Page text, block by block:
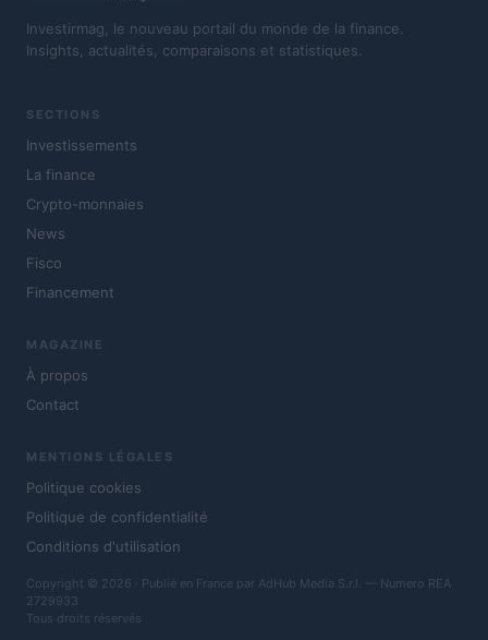
Investirmag, le nouveau portail du monde de la finance.
Insights, actualités, comparaisons et statistiques.
SECTIONS
Investissements
La finance
Crypto-monnaies
News
Fisco
Financement
MAGAZINE
À propos
Contact
MENTIONS LÉGALES
Politique cookies
Politique de confidentialité
Conditions d'utilisation
Copyright © 2026 · Publié en France par AdHub Media S.r.l. — Numero REA
2729933
Tous droits réservés